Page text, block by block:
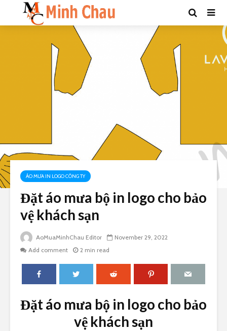
ÁO MƯA IN LOGO CÔNG TY
Đặt áo mưa bộ in logo cho bảo
vệ khách sạn
AoMuaMinhChau Editor
November 29, 2022
Add comment
2 min read
Đặt áo mưa bộ in logo cho bảo
vệ khách sạn